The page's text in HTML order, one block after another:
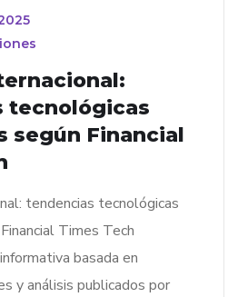
tecnológicas
según Financial
tendencias tecnológicas
Times Tech
basada en
y análisis publicados por